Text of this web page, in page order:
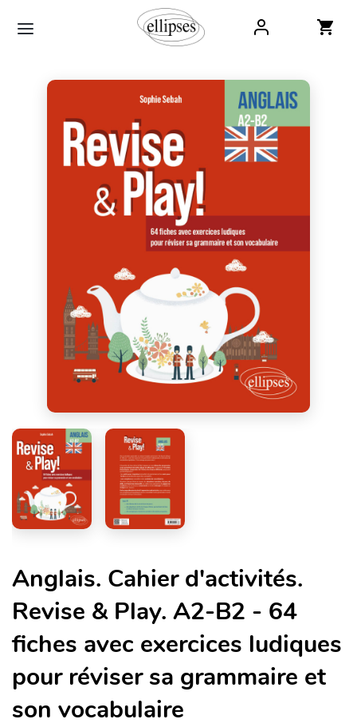
Anglais. Cahier d'activités.
Revise & Play. A2-B2 - 64
fiches avec exercices ludiques
pour réviser sa grammaire et
son vocabulaire